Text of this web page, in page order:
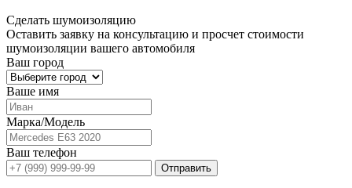
Сделать шумоизоляцию
Оставить заявку на консультацию и просчет стоимости
шумоизоляции вашего автомобиля
Ваш город
Ваше имя
Марка/Модель
Ваш телефон
Отправить